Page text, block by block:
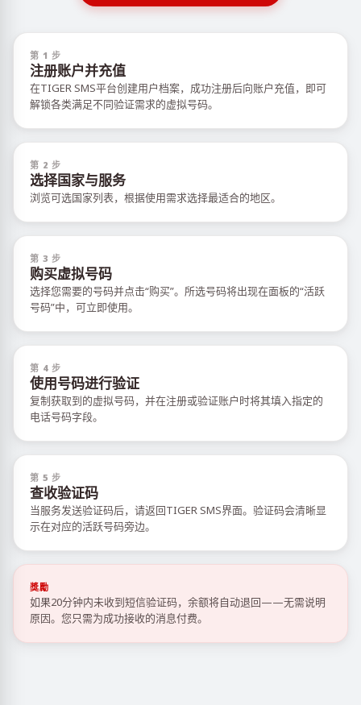
第 1 步
注册账户并充值
在TIGER SMS平台创建用户档案，成功注册后向账户充值，即可
解锁各类满足不同验证需求的虚拟号码。
第 2 步
选择国家与服务
浏览可选国家列表，根据使用需求选择最适合的地区。
第 3 步
购买虚拟号码
选择您需要的号码并点击“购买”。所选号码将出现在面板的“活跃
号码”中，可立即使用。
第 4 步
使用号码进行验证
复制获取到的虚拟号码，并在注册或验证账户时将其填入指定的
电话号码字段。
第 5 步
查收验证码
当服务发送验证码后，请返回TIGER SMS界面。验证码会清晰显
示在对应的活跃号码旁边。
獎勵
如果20分钟内未收到短信验证码，余额将自动退回——无需说明
原因。您只需为成功接收的消息付费。